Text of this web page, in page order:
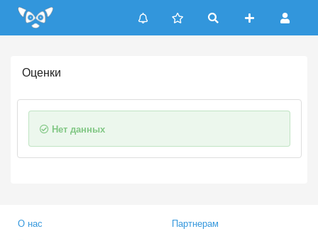
Update cookies preferences
Оценки
Нет данных
О нас
Партнерам